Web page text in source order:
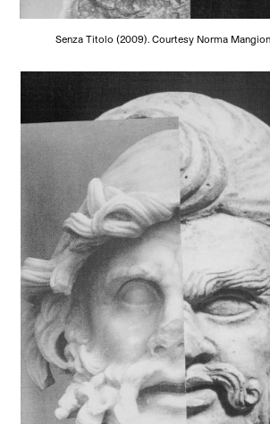
Senza Titolo (2009). Courtesy Norma